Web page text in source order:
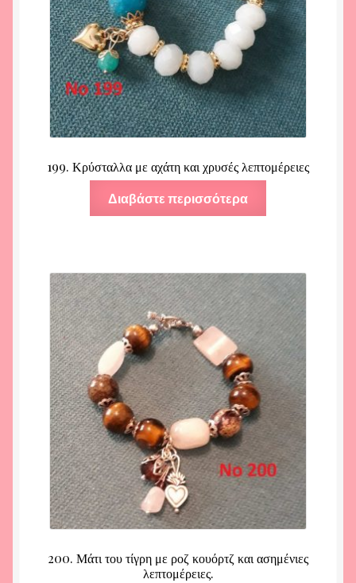
199. Κρύσταλλα με αχάτη και χρυσές λεπτομέρειες
Διαβάστε περισσότερα
200. Μάτι του τίγρη με ροζ κουόρτζ και ασημένιες
λεπτομέρειες.